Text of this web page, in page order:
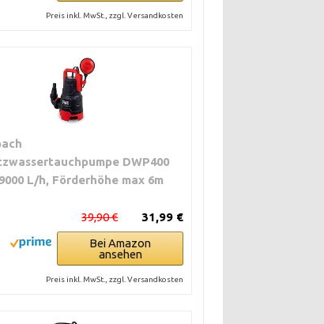
Preis inkl. MwSt., zzgl. Versandkosten
DWP400
L/h, Förderhöhe max 6m
31,99 €
39,90 €
Bei Amazon
ansehen
Preis inkl. MwSt., zzgl. Versandkosten